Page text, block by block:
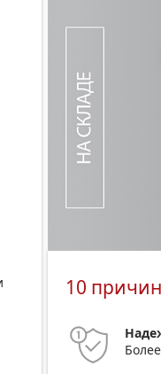
10 причин